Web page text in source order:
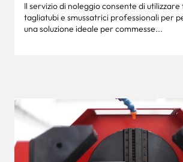
Il servizio di noleggio consente di
tagliatubi e smussatrici professionali per
una soluzione ideale per commesse...